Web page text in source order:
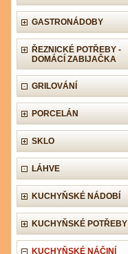
GASTRONÁDOBY
ŘEZNICKÉ POTŘEBY -
DOMÁCÍ ZABIJAČKA
GRILOVÁNÍ
PORCELÁN
SKLO
LÁHVE
KUCHYŇSKÉ NÁDOBÍ
KUCHYŇSKÉ POTŘEBY
KUCHYŇSKÉ NÁČINÍ